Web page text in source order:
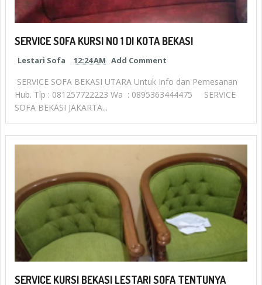
SERVICE SOFA KURSI NO 1 DI KOTA BEKASI
Lestari Sofa 12:24 AM Add Comment
SERVICE SOFA BEKASI UTARA Untuk Info dan Pemesanan
Hub. Tlp : 081257722223 Wa : 0895363444475 SERVICE
SOFA BEKASI JAKARTA...
SERVICE KURSI BEKASI LESTARI SOFA TENTUNYA